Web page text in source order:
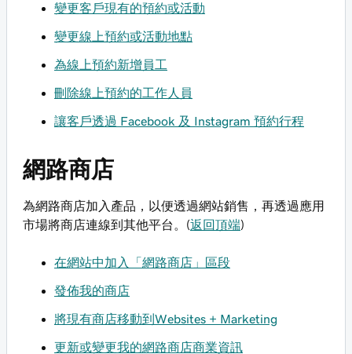
變更客戶現有的預約或活動
變更線上預約或活動地點
為線上預約新增員工
刪除線上預約的工作人員
讓客戶透過 Facebook 及 Instagram 預約行程
網路商店
為網路商店加入產品，以便透過網站銷售，再透過應用
市場將商店連線到其他平台。(返回頂端)
在網站中加入「網路商店」區段
發佈我的商店
將現有商店移動到Websites + Marketing
更新或變更我的網路商店商業資訊